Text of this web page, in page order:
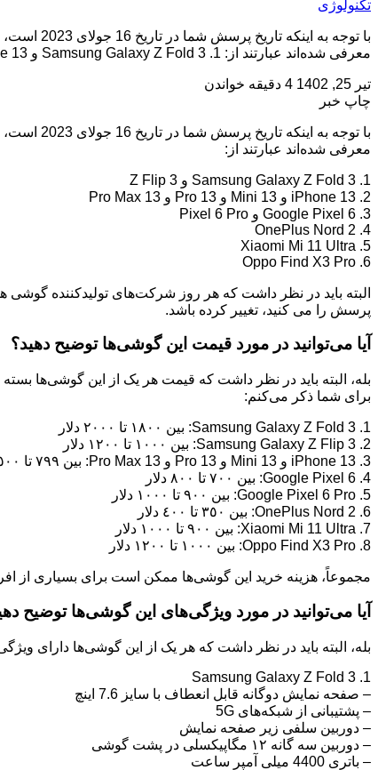
تکنولوژی
با
معرفی شده‌اند عبارتند از: 1. Samsung Galaxy Z Fold 3 و Z Flip 3 2. iPhone 13 و 13 […]
تیر 25, 1402
4 دقیقه خواندن
چاپ خبر
با
معرفی شده‌اند عبارتند از:
1. Samsung Galaxy Z Fold 3 و Z Flip 3
2. iPhone 13 و 13 Mini و 13 Pro و 13 Pro Max
3. Google Pixel 6 و Pixel 6 Pro
4. OnePlus Nord 2
5. Xiaomi Mi 11 Ultra
6. Oppo Find X3 Pro
البته باید در نظر داشت که هر روز شرکت‌های تولیدکننده
پرسش را می کنید، تغییر کرده باشد.
آیا می‌توانید در مورد قیمت این گوشی‌ها توضیح دهید؟
بله، البته باید در نظر داشت که قیمت هر یک از این گوشی‌ها
برای شما ذکر می‌کنم:
1. Samsung Galaxy Z Fold 3: بین ١٨٠٠ تا ٢٠٠٠ دلار
2. Samsung Galaxy Z Flip 3: بین ١٠٠٠ تا ١٢٠٠ دلار
3. iPhone 13 و 13 Mini و 13 Pro و 13 Pro Max: بین ٧٩٩ تا ١٥٠٠ دلار
4. Google Pixel 6: بین ٧٠٠ تا ٨٠٠ دلار
5. Google Pixel 6 Pro: بین ٩٠٠ تا ١٠٠٠ دلار
6. OnePlus Nord 2: بین ٣٥٠ تا ٤٠٠ دلار
7. Xiaomi Mi 11 Ultra: بین ٩٠٠ تا ١٠٠٠ دلار
8. Oppo Find X3 Pro: بین ١٠٠٠ تا ١٢٠٠ دلار
مجموعاً، هزینه خرید این گوشی‌ها ممکن است برای بسیاری از
آیا می‌توانید در مورد ویژگی‌های این گوشی‌ها توضیح
بله، البته باید در نظر داشت که هر یک از این گوشی‌ها دارای
1. Samsung Galaxy Z Fold 3
– صفحه نمایش دوگانه قابل انعطاف با سایز 7.6 اینچ
– پشتیبانی از شبکه‌های 5G
– دوربین سلفی زیر صفحه نمایش
– دوربین سه گانه ۱۲ مگاپیکسلی در پشت گوشی
– باتری 4400 میلی آمپر ساعت